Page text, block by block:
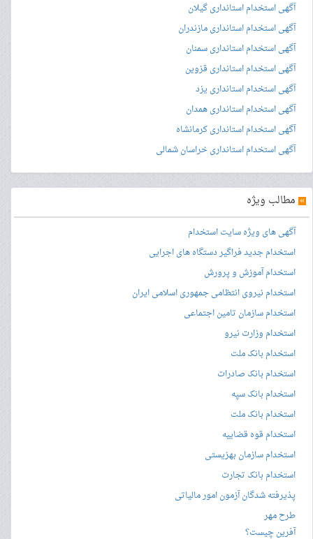
آگهی استخدام استانداری گیلان
آگهی استخدام استانداری مازندران
آگهی استخدام استانداری سمنان
آگهی استخدام استانداری قزوین
آگهی استخدام استانداری یزد
آگهی استخدام استانداری همدان
آگهی استخدام استانداری کرمانشاه
آگهی استخدام استانداری خراسان شمالی
» مطالب ویژه
آگهی های ویژه سایت استخدام
استخدام جدید فراگیر دستگاه های اجرایی
استخدام آموزش و پرورش
استخدام نیروی انتظامی جمهوری اسلامی ایران
استخدام سازمان تامین اجتماعی
استخدام وزارت نیرو
استخدام بانک ملت
استخدام بانک صادرات
استخدام بانک سپه
استخدام بانک ملت
استخدام قوه قضاییه
استخدام سازمان بهزیستی
استخدام بانک تجارت
پذیرفته شدگان آزمون امور مالیاتی
طرح مهر
آفرین چیست؟